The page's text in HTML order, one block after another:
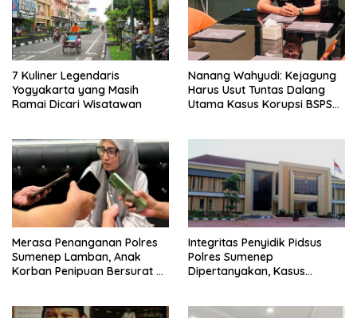
7 Kuliner Legendaris
Yogyakarta yang Masih
Ramai Dicari Wisatawan
Nanang Wahyudi: Kejagung
Harus Usut Tuntas Dalang
Utama Kasus Korupsi BSPS
Merasa Penanganan Polres
Sumenep Lamban, Anak
Korban Penipuan Bersurat ke
Integritas Penyidik Pidsus
Polres Sumenep
Dipertanyakan, Kasus
Kepastian